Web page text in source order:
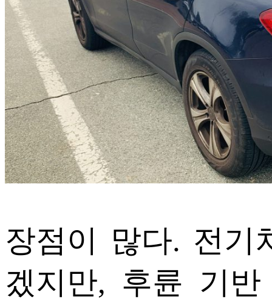
장점이 많다. 전기
겠지만, 후륜 기